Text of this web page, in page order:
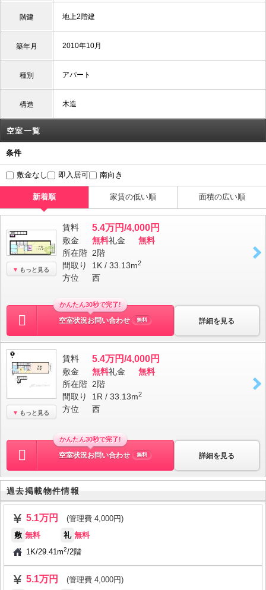
階建 地上2階建
築年月 2010年10月
種別 アパート
構造 木造
空室一覧
条件
敷金なし 即入居可 南向き
新着順 家賃の低い順 面積の広い順
もっと見る
賃料 5.4万円/4,000円
敷金 無料礼金
無料
所在階 2階
間取り
1K / 33.13m2
方位 西
詳細を見る
かんたん30秒で完了!
空室状況お問い合わせ 無料
もっと見る
賃料 5.4万円/4,000円
敷金 無料礼金
無料
所在階 2階
間取り
1R / 33.13m2
方位 西
詳細を見る
かんたん30秒で完了!
空室状況お問い合わせ 無料
過去掲載物件情報
5.1万円
(管理費 4,000円)
敷 無料 礼 無料
1K/29.41m2/2階
5.1万円
(管理費 4,000円)